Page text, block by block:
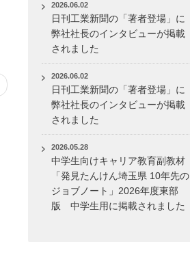
2026.06.02
日刊工業新聞の「著者登場」に
弊社社長のインタビューが掲載
されました
2026.06.02
日刊工業新聞の「著者登場」に
弊社社長のインタビューが掲載
されました
2026.05.28
中学生向けキャリア教育副教材
「発見たんけん埼玉県 10年先の
ジョブノート」2026年度東部
版 中学生用に掲載されました